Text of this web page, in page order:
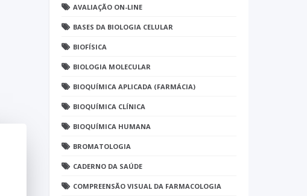
AVALIAÇÃO ON-LINE
BASES DA BIOLOGIA CELULAR
BIOFÍSICA
BIOLOGIA MOLECULAR
BIOQUÍMICA APLICADA (FARMÁCIA)
BIOQUÍMICA CLÍNICA
BIOQUÍMICA HUMANA
BROMATOLOGIA
CADERNO DA SAÚDE
COMPREENSÃO VISUAL DA FARMACOLOGIA